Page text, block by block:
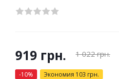
919 грн. 1 022грн.
-10% Экономия 103 грн.